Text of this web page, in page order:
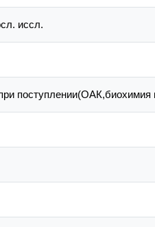
иссл.